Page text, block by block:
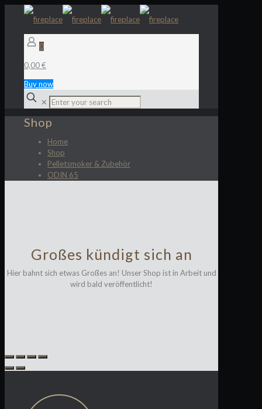
0
0,00 €
Buy now
✕
Shop
Home
Shop
Pelletsmoker & Zubehör
ODIN 65
Großes kündigt sich an
Hier bahnt sich etwas Großes an! Unser Shop ist in Arbeit und
wird bald veröffentlicht!